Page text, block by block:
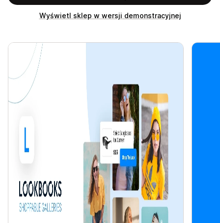
Wyświetl sklep w wersji demonstracyjnej